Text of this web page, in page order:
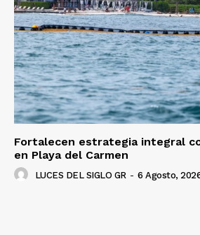
Fortalecen estrategia integral
en Playa del Carmen
LUCES DEL SIGLO GR - 6 Agosto,